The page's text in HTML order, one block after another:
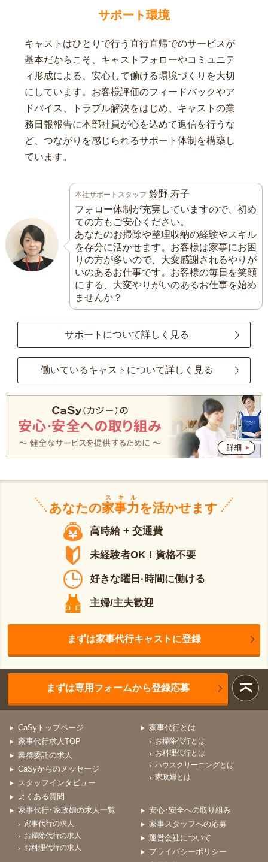
サポート環境
キャストはひとりで行う直行直帰でのサービスが
基本だからこそ、キャストフォローやコミュニテ
ィ形成による、安心して働ける環境づくりを大切
にしています。お客様評価のフィードバックやア
ドバイス、トラブル解決をはじめ、キャストの業
務日報報告に本部社員が心を込めて返信を行うな
ど、つながりを感じられるサポート体制を構築し
ています。
本社サポートスタッフ 鈴野 寿子
フォロー体制が充実していますので、初め
ての方もご安心ください。
あなたのお掃除や整理収納の経験やスキル
を存分に活かせます。お客様は家事にお困
りの方が多いので、大変感謝されるやりが
いのあるお仕事です。お客様の毎日を笑顔
にする、大変やりがいのあるお仕事を始め
ませんか？
サポートについて詳しく見る
働いているキャストについて詳しく見る
あなたの家事力
スキル
を活かせます
高時給 + 交通費
未経験者OK！資格不要
好きな曜日·時間に働ける
主婦/主夫歓迎
まずは家事代行キャストに登録
まずは専用フォームから登録応募
CaSyトップページ
家事代行求人TOP
業務委託の求人
CaSyからのメッセージ
スタッフインタビュー
よくある質問
家事代行とは
お掃除代行とは
お料理代行とは
ハウスクリーニングとは
家政婦とは
家事代行･家政婦の求人一覧
家事代行の求人
お掃除代行の求人
お料理代行の求人
安心･安全への取り組み
家事スタッフへの応募
運営会社について
プライバシーポリシー